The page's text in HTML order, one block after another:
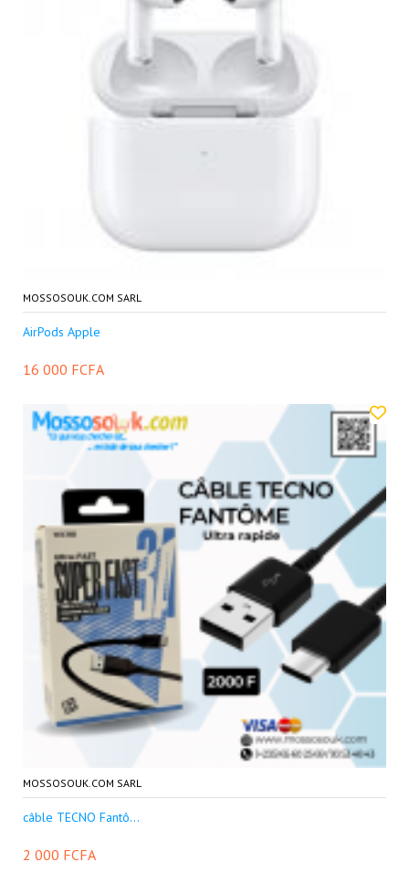
MOSSOSOUK.COM SARL
AirPods Apple
16 000 FCFA
MOSSOSOUK.COM SARL
câble TECNO Fantô...
2 000 FCFA